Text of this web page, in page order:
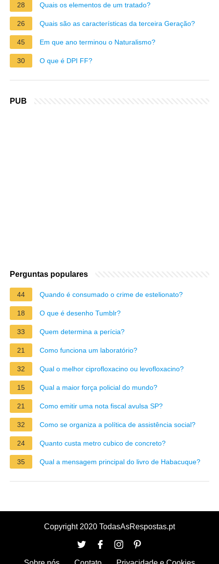
28
Quais os elementos de um tratado?
26 Quais são as características da terceira Geração?
45 Em que ano terminou o Naturalismo?
30 O que é DPI FF?
PUB
Perguntas populares
44 Quando é consumado o crime de estelionato?
18 O que é desenho Tumblr?
33 Quem determina a perícia?
21 Como funciona um laboratório?
32 Qual o melhor ciprofloxacino ou levofloxacino?
15 Qual a maior força policial do mundo?
21 Como emitir uma nota fiscal avulsa SP?
32 Como se organiza a política de assistência social?
24 Quanto custa metro cubico de concreto?
35 Qual a mensagem principal do livro de Habacuque?
Copyright 2020 TodasAsRespostas.pt